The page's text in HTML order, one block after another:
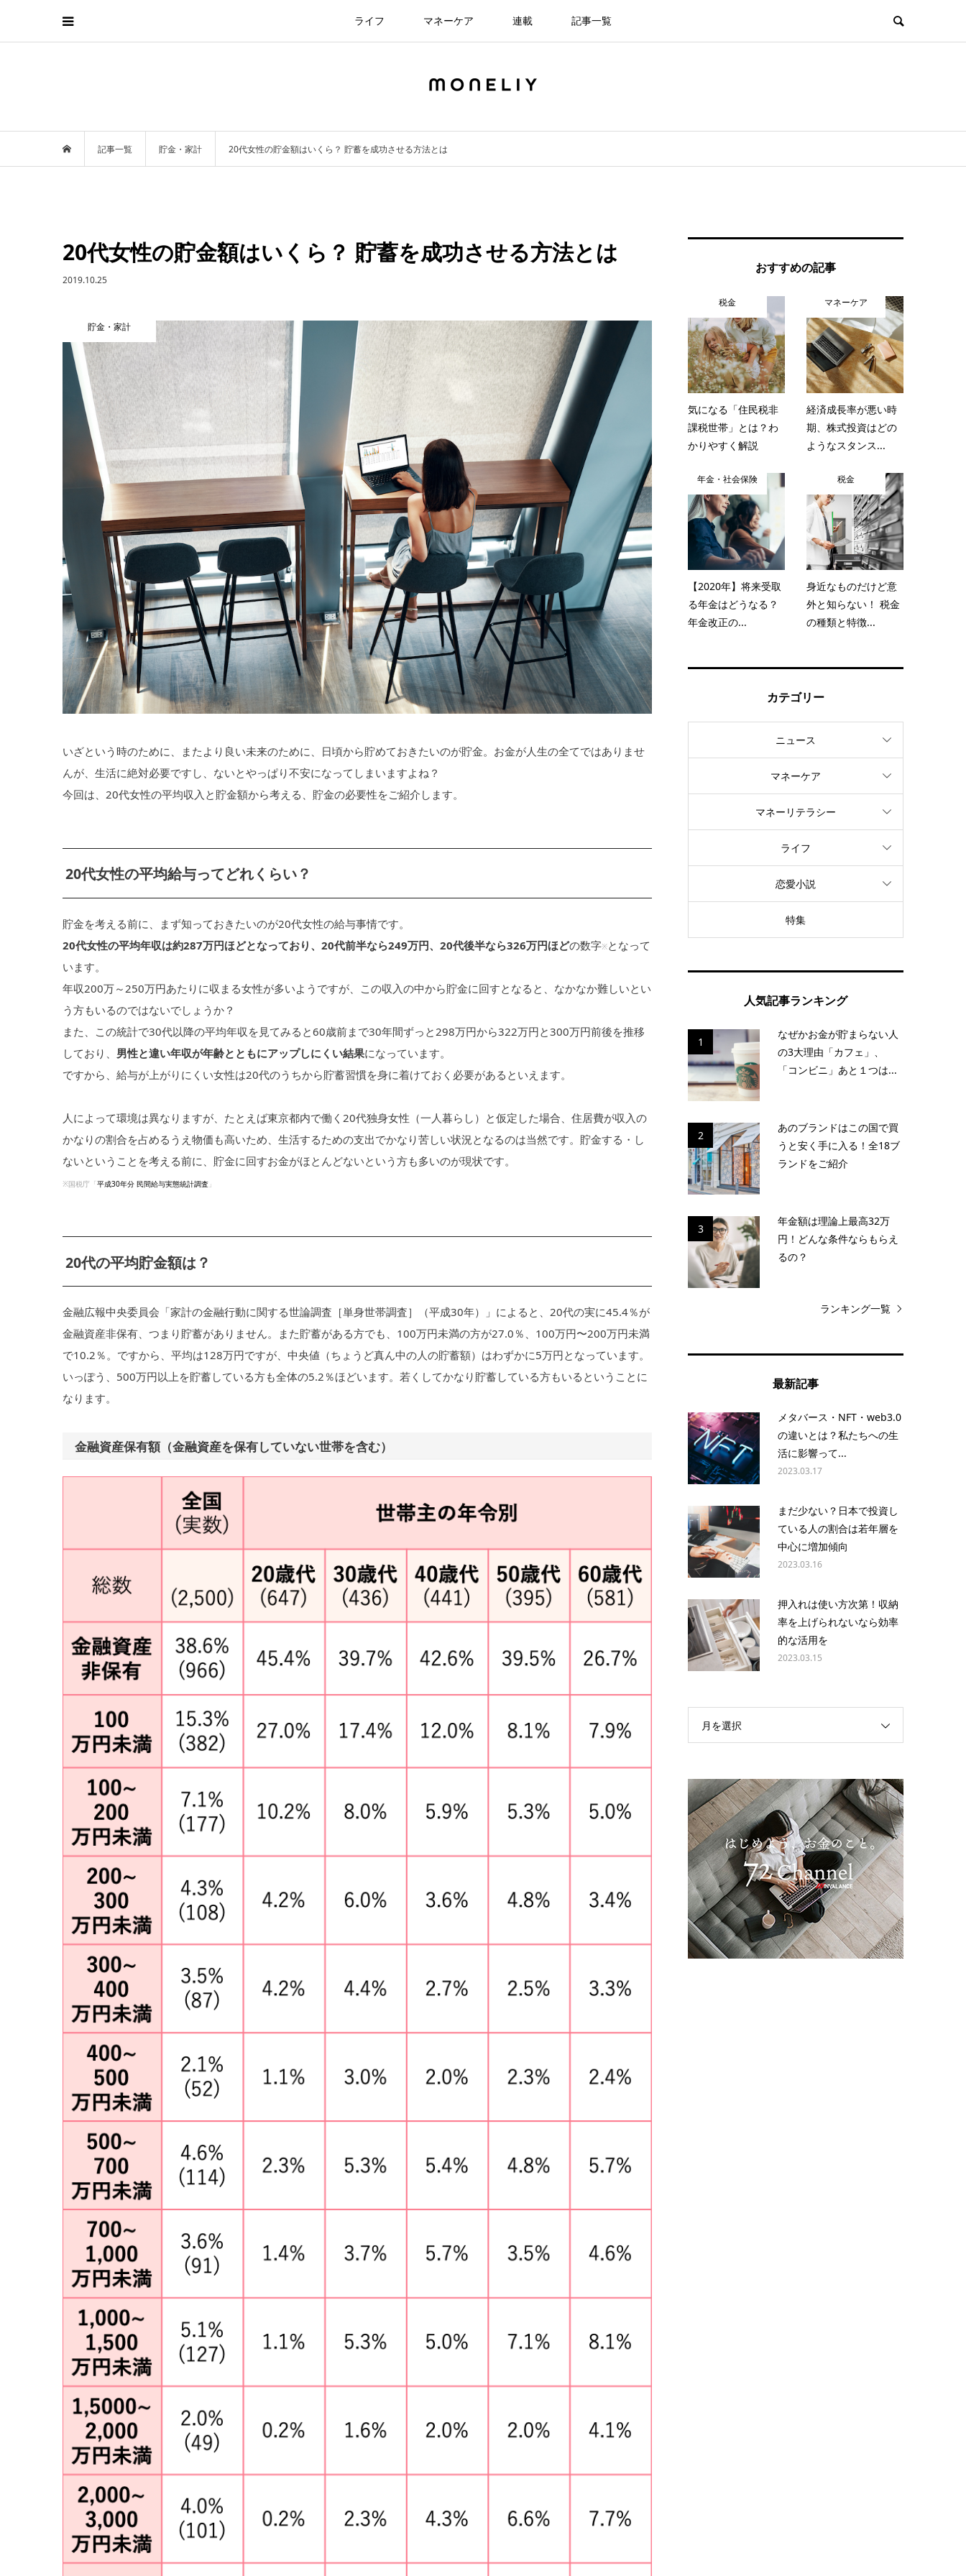
ライフ マネーケア 連載 記事一覧
記事一覧 貯金・家計 20代女性の貯金額はいくら？ 貯蓄を成功させる方法とは
20代女性の貯金額はいくら？ 貯蓄を成功させる方法とは
2019.10.25
貯金・家計
いざという時のために、またより良い未来のために、日頃から貯めておきたいのが貯金。お金が人生の全てではありませ
んが、生活に絶対必要ですし、ないとやっぱり不安になってしまいますよね？
今回は、20代女性の平均収入と貯金額から考える、貯金の必要性をご紹介します。
20代女性の平均給与ってどれくらい？
貯金を考える前に、まず知っておきたいのが20代女性の給与事情です。
20代女性の平均年収は約287万円ほどとなっており、20代前半なら249万円、20代後半なら326万円ほどの数字※となって
います。
年収200万～250万円あたりに収まる女性が多いようですが、この収入の中から貯金に回すとなると、なかなか難しいとい
う方もいるのではないでしょうか？
また、この統計で30代以降の平均年収を見てみると60歳前まで30年間ずっと298万円から322万円と300万円前後を推移
しており、 男性と違い年収が年齢とともにアップしにくい結果になっています。
ですから、給与が上がりにくい女性は20代のうちから貯蓄習慣を身に着けておく必要があるといえます。
人によって環境は異なりますが、たとえば東京都内で働く20代独身女性（一人暮らし）と仮定した場合、住居費が収入の
かなりの割合を占めるうえ物価も高いため、生活するための支出でかなり苦しい状況となるのは当然です。貯金する・し
ないということを考える前に、貯金に回すお金がほとんどないという方も多いのが現状です。
※国税庁「 平成30年分 民間給与実態統計調査 」
20代の平均貯金額は？
金融広報中央委員会「家計の金融行動に関する世論調査［単身世帯調査］（平成30年）」によると、20代の実に45.4％が
金融資産非保有、つまり貯蓄がありません。また貯蓄がある方でも、100万円未満の方が27.0％、100万円〜200万円未満
で10.2％。ですから、平均は128万円ですが、中央値（ちょうど真ん中の人の貯蓄額）はわずかに5万円となっています。
いっぽう、500万円以上を貯蓄している方も全体の5.2％ほどいます。若くしてかなり貯蓄している方もいるということに
なります。
金融資産保有額（金融資産を保有していない世帯を含む）
おすすめの記事
税金
気になる「住民税非
課税世帯」とは？わ
かりやすく解説
マネーケア
経済成長率が悪い時
期、株式投資はどの
ようなスタンス...
年金・社会保険
【2020年】将来受取
る年金はどうなる？
年金改正の...
税金
身近なものだけど意
外と知らない！ 税金
の種類と特徴...
カテゴリー
ニュース
マネーケア
マネーリテラシー
ライフ
恋愛小説
特集
人気記事ランキング
1
なぜかお金が貯まらない人
の3大理由「カフェ」、
「コンビニ」あと１つは...
2
あのブランドはこの国で買
うと安く手に入る！全18ブ
ランドをご紹介
3
年金額は理論上最高32万
円！どんな条件ならもらえ
るの？
ランキング一覧
最新記事
メタバース・NFT・web3.0
の違いとは？私たちへの生
活に影響って...
2023.03.17
まだ少ない？日本で投資し
ている人の割合は若年層を
中心に増加傾向
2023.03.16
押入れは使い方次第！収納
率を上げられないなら効率
的な活用を
2023.03.15
月を選択